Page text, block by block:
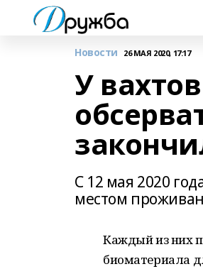
Новости 26 МАЯ 2020, 17:17
У
С 12 мая 2020
местом
Каждый из них
биоматериала